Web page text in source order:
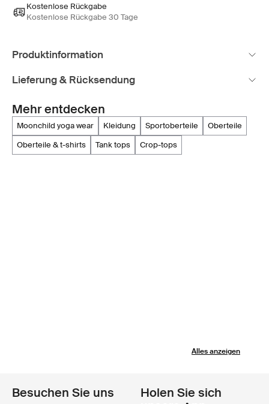
Kostenlose Rückgabe
Kostenlose Rückgabe 30 Tage
Produktinformation
Lieferung & Rücksendung
Mehr entdecken
moonchild yoga wear kleidung sportoberteile
oberteile
oberteile & t-shirts
tank tops crop-tops
Alles anzeigen
Besuchen Sie uns
Holen Sie sich